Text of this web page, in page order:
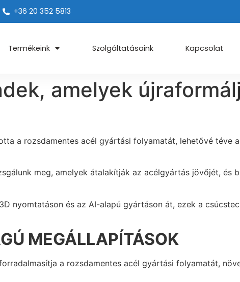
+36 20 352 5813
Termékeink Szolgáltatásaink Kapcsolat
amelyek
a rozsdamentes acél gyártási folyamatát, lehetővé téve
meg, amelyek átalakítják az acélgyártás jövőjét, és
nyomtatáson és az AI-alapú gyártáson át, ezek a
MEGÁLLAPÍTÁSOK
a rozsdamentes acél gyártási folyamatát,